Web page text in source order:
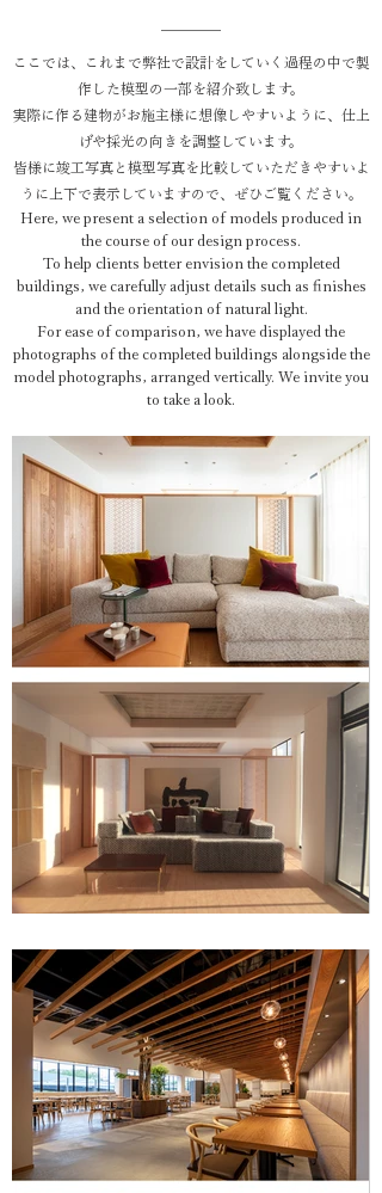
ここでは、これまで弊社で設計をしていく過程の中で製
作した模型の一部を紹介致します。
実際に作る建物がお施主様に想像しやすいように、仕上
げや採光の向きを調整しています。
皆様に竣工写真と模型写真を比較していただきやすいよ
うに上下で表示していますので、ぜひご覧ください。
Here, we present a selection of models produced in
the course of our design process.
To help clients better envision the completed
buildings, we carefully adjust details such as finishes
and the orientation of natural light.
For ease of comparison, we have displayed the
photographs of the completed buildings alongside the
model photographs, arranged vertically. We invite you
to take a look.